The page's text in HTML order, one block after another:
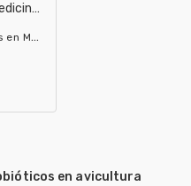
and Additives
México
en avicultura